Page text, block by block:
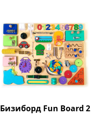
Бизиборд Fun Board 2